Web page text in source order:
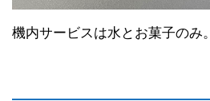
機内サービスは水とお菓子のみ。